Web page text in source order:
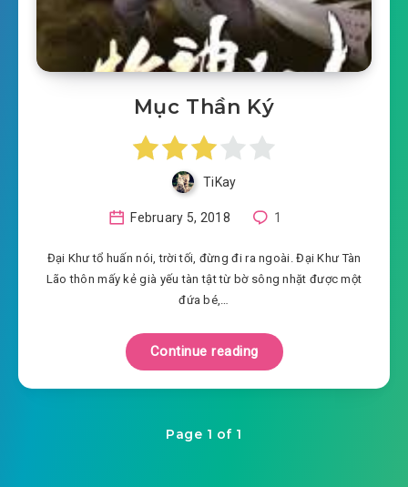
Mục Thần Ký
TiKay
February 5, 2018 1
Đại Khư tổ huấn nói, trời tối, đừng đi ra ngoài. Đại Khư Tàn
Lão thôn mấy kẻ già yếu tàn tật từ bờ sông nhặt được một
đứa bé,…
Continue reading
Page 1 of 1